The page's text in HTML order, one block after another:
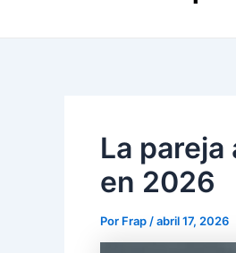
La
en 2026
Por Frap /abril 17, 2026